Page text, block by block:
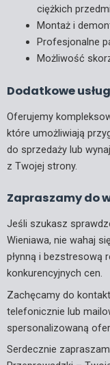
ciężkich
Montaż i
Profesjonalne
Możliwość
Dodatkowe
Oferujemy
które umożliwiają
do sprzedaży lub
z Twojej strony.
Zapraszamy do
Jeśli szukasz
Wieniawa, nie wahaj
płynną i bezstresową
konkurencyjnych cen.
Zachęcamy do
telefonicznie lub
spersonalizowaną
Serdecznie